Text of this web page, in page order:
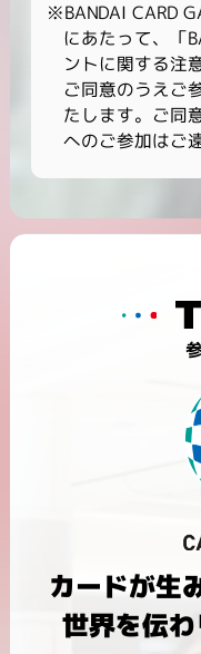
※BANDAI CARD
にあたって、「
ントに関する注
ご同意のうえご
たします。ご同
へのご参加はご
カードが生
世界を伝